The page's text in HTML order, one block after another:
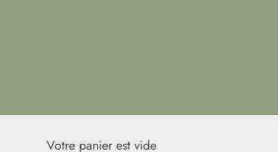
Votre panier est vide